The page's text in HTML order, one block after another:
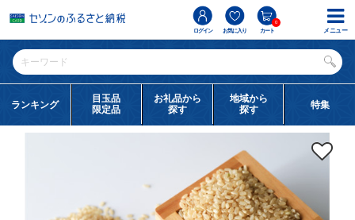
ログイン お気に入り カート
0
ランキング
目玉品
限定品
お礼品から
探す
地域から
探す
特集
メニュー